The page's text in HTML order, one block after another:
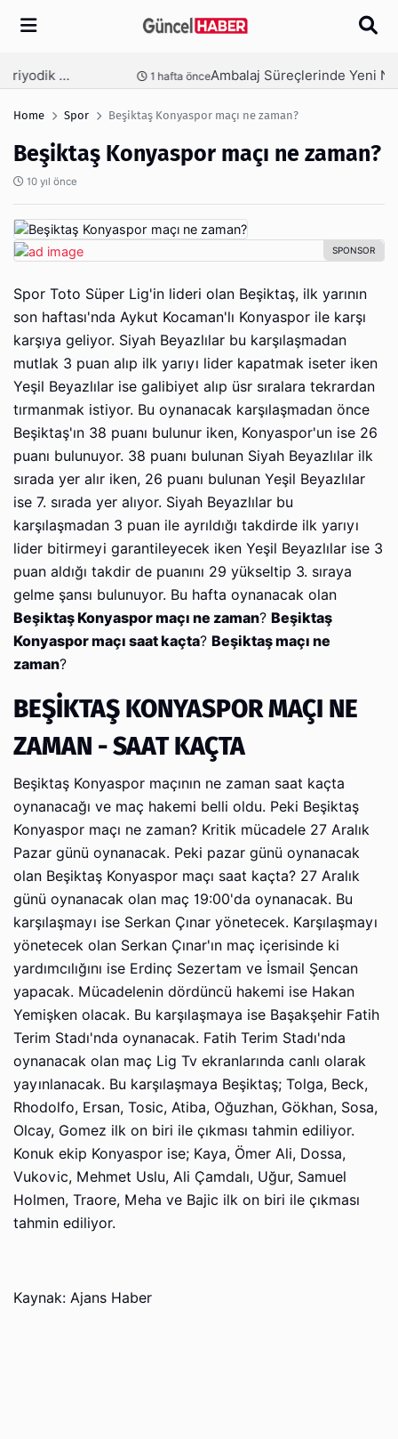
Arama
Ambalaj Süreçlerinde Yeni Nesil Verimliliği Olimpack ile Yakalayın 3 hafta önce
Home Spor Beşiktaş Konyaspor maçı ne zaman?
Beşiktaş Konyaspor maçı ne zaman?
10 yıl önce
Spor Toto Süper Lig'in lideri olan Beşiktaş, ilk yarının
son haftası'nda Aykut Kocaman'lı Konyaspor ile karşı
karşıya geliyor. Siyah Beyazlılar bu karşılaşmadan
mutlak 3 puan alıp ilk yarıyı lider kapatmak iseter iken
Yeşil Beyazlılar ise galibiyet alıp üsr sıralara tekrardan
tırmanmak istiyor. Bu oynanacak karşılaşmadan önce
Beşiktaş'ın 38 puanı bulunur iken, Konyaspor'un ise 26
puanı bulunuyor. 38 puanı bulunan Siyah Beyazlılar ilk
sırada yer alır iken, 26 puanı bulunan Yeşil Beyazlılar
ise 7. sırada yer alıyor. Siyah Beyazlılar bu
karşılaşmadan 3 puan ile ayrıldığı takdirde ilk yarıyı
lider bitirmeyi garantileyecek iken Yeşil Beyazlılar ise 3
puan aldığı takdir de puanını 29 yükseltip 3. sıraya
gelme şansı bulunuyor. Bu hafta oynanacak olan
Beşiktaş Konyaspor maçı ne zaman? Beşiktaş
Konyaspor maçı saat kaçta? Beşiktaş maçı ne
zaman?
BEŞİKTAŞ KONYASPOR MAÇI NE
ZAMAN - SAAT KAÇTA
Beşiktaş Konyaspor maçının ne zaman saat kaçta
oynanacağı ve maç hakemi belli oldu. Peki Beşiktaş
Konyaspor maçı ne zaman? Kritik mücadele 27 Aralık
Pazar günü oynanacak. Peki pazar günü oynanacak
olan Beşiktaş Konyaspor maçı saat kaçta? 27 Aralık
günü oynanacak olan maç 19:00'da oynanacak. Bu
karşılaşmayı ise Serkan Çınar yönetecek. Karşılaşmayı
yönetecek olan Serkan Çınar'ın maç içerisinde ki
yardımcılığını ise Erdinç Sezertam ve İsmail Şencan
yapacak. Mücadelenin dördüncü hakemi ise Hakan
Yemişken olacak. Bu karşılaşmaya ise Başakşehir Fatih
Terim Stadı'nda oynanacak. Fatih Terim Stadı'nda
oynanacak olan maç Lig Tv ekranlarında canlı olarak
yayınlanacak. Bu karşılaşmaya Beşiktaş; Tolga, Beck,
Rhodolfo, Ersan, Tosic, Atiba, Oğuzhan, Gökhan, Sosa,
Olcay, Gomez ilk on biri ile çıkması tahmin ediliyor.
Konuk ekip Konyaspor ise; Kaya, Ömer Ali, Dossa,
Vukovic, Mehmet Uslu, Ali Çamdalı, Uğur, Samuel
Holmen, Traore, Meha ve Bajic ilk on biri ile çıkması
tahmin ediliyor.
Kaynak: Ajans Haber